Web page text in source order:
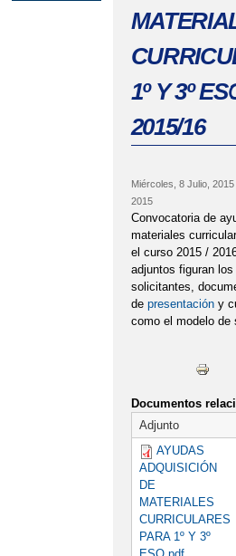
1º Y 3º
2015/16
Miércoles, 8 Julio, 2015
2015
Convocatoria de
materiales
el curso 2015 /
adjuntos figuran
solicitantes,
depresentacióny
como el modelo de
Documentos
Adjunto
AYUDAS
ADQUISICIÓN
DE
MATERIALES
CURRICULARES
PARA 1º Y 3º